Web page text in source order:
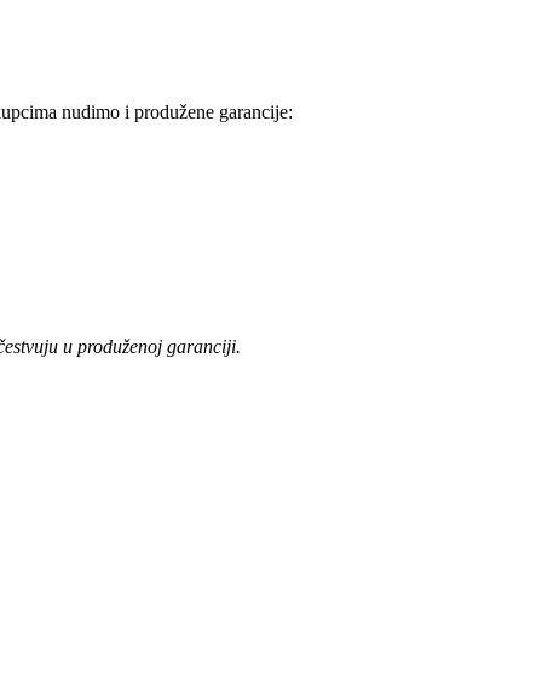
nudimo i produžene garancije:
u produženoj garanciji.